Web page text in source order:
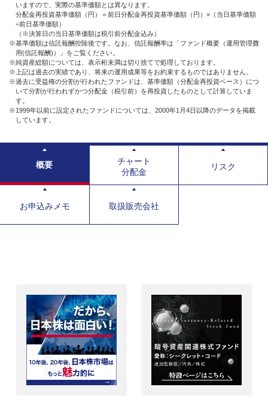
いますので、実際の基準価額とは異なります。
分配金再投資基準価額（円）＝前日分配金再投資基準価額（円）×（当日基準価額
÷前日基準価額）
（※決算日の当日基準価額は税引前分配金込み）
※基準価額は信託報酬控除後です。なお、信託報酬率は「ファンド概要（運用管理費
用(信託報酬)）」をご覧ください。
※純資産総額については、表示桁未満は切り捨てで処理しております。
※上記は過去の実績であり、将来の運用成果等をお約束するものではありません。
※過去に受益権の分割が行われたファンドは、基準価額（分配金再投資ベース）につ
いて分割が行われずかつ分配金（税引前）を再投資したものとして計算していま
す。
※1999年以前に設定されたファンドについては、2000年1月4日以降のデータを掲載
しています。
概要
チャート
分配金
リスク
お申込みメモ 取扱販売会社